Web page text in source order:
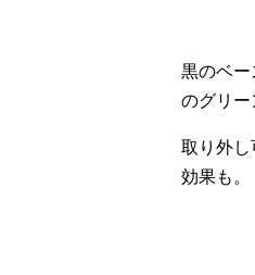
黒のベー
のグリー
取り外し
効果も。